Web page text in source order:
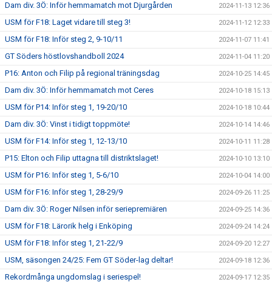
Dam div. 3Ö: Inför hemmamatch mot Djurgården 2024-11-13 12:36
USM för F18: Laget vidare till steg 3! 2024-11-12 12:33
USM för F18: Inför steg 2, 9-10/11 2024-11-07 11:41
GT Söders höstlovshandboll 2024 2024-11-04 11:20
P16: Anton och Filip på regional träningsdag 2024-10-25 14:45
Dam div. 3Ö: Inför hemmamatch mot Ceres 2024-10-18 15:13
USM för P14: Inför steg 1, 19-20/10 2024-10-18 10:44
Dam div. 3Ö: Vinst i tidigt toppmöte! 2024-10-14 14:46
USM för F14: Inför steg 1, 12-13/10 2024-10-11 11:28
P15: Elton och Filip uttagna till distriktslaget! 2024-10-10 13:10
USM för P16: Inför steg 1, 5-6/10 2024-10-04 14:00
USM för F16: Inför steg 1, 28-29/9 2024-09-26 11:25
Dam div. 3Ö: Roger Nilsen inför seriepremiären 2024-09-25 14:36
USM för F18: Lärorik helg i Enköping 2024-09-24 14:24
USM för F18: Inför steg 1, 21-22/9 2024-09-20 12:27
USM, säsongen 24/25: Fem GT Söder-lag deltar! 2024-09-18 12:36
Rekordmånga ungdomslag i seriespel! 2024-09-17 12:35